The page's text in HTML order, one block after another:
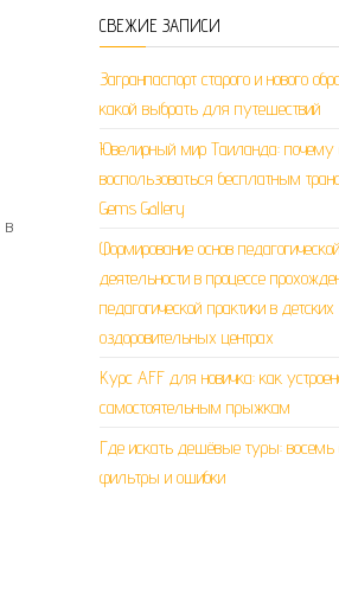
в
СВЕЖИЕ ЗАПИСИ
Загранпаспорт старого и нового
какой выбрать для путешествий
Ювелирный мир Таиланда: почему
воспользоваться бесплатным
Gems Gallery
Формирование основ педагогической
деятельности в процессе
педагогической практики в детских
оздоровительных центрах
Курс AFF для новичка: как
самостоятельным прыжкам
Где искать дешёвые туры: восемь
фильтры и ошибки